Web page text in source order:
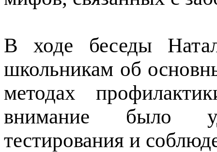
В ходе беседы
школьникам об
методах
внимание было
тестирования и